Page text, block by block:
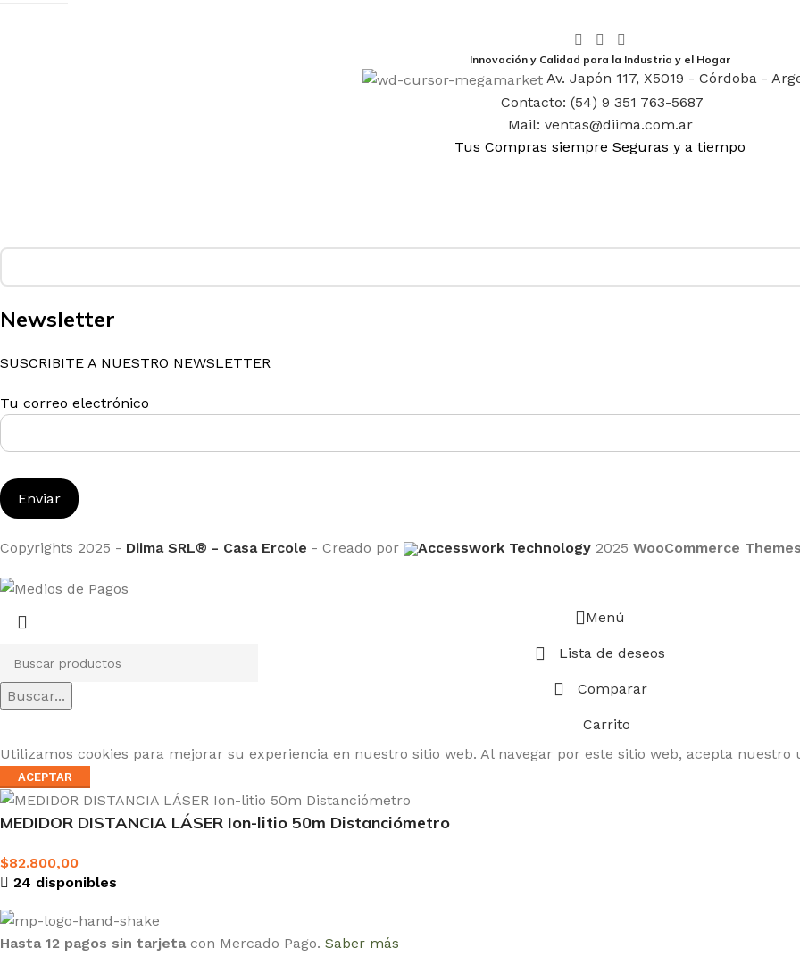
Innovación y Calidad para la Industria y el Hogar
Av. Japón 117, X5019 - Córdoba -
Contacto: (54) 9 351 763-5687
Mail: ventas@diima.com.ar
Tus Compras siempre Seguras y a tiempo
Newsletter
SUSCRIBITE A NUESTRO NEWSLETTER
Tu correo electrónico
Copyrights 2025 - Diima SRL® - Casa Ercole - Creado por Accesswork Technology 2025 WooCommerce
Buscar...
Menú
Lista de deseos
Comparar
Carrito
Utilizamos cookies para mejorar su experiencia en nuestro sitio web. Al navegar por este sitio web, acepta nuestro
ACEPTAR
MEDIDOR DISTANCIA LÁSER Ion-litio 50m Distanciómetro
$82.800,00
24 disponibles
Hasta 12 pagos sin tarjeta con Mercado Pago. Saber más